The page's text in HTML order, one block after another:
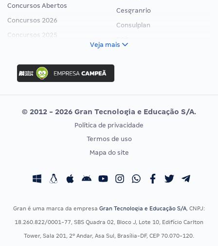
Concursos Abertos
Concursos 2026
Concursos 2025
Concurso Ibama
Concurso MPU
Editais publicados
Cesgranrio
Consulplan
Vunesp
CONCURSOS POR PROFISSÃO
Concursos Fiscais
EXAME DE ORDEM
Calendário OAB
Veja mais
© 2012 - 2026 Gran Tecnologia e Educação S/A.
Política de privacidade
Termos de uso
Mapa do site
Gran é uma marca da empresa Gran Tecnologia e Educação S/A, CNPJ:
18.260.822/0001-77, SBS Quadra 02, Bloco J, Lote 10, Edifício Carlton
Tower, Sala 201, 2º Andar, Asa Sul, Brasília-DF, CEP 70.070-120.